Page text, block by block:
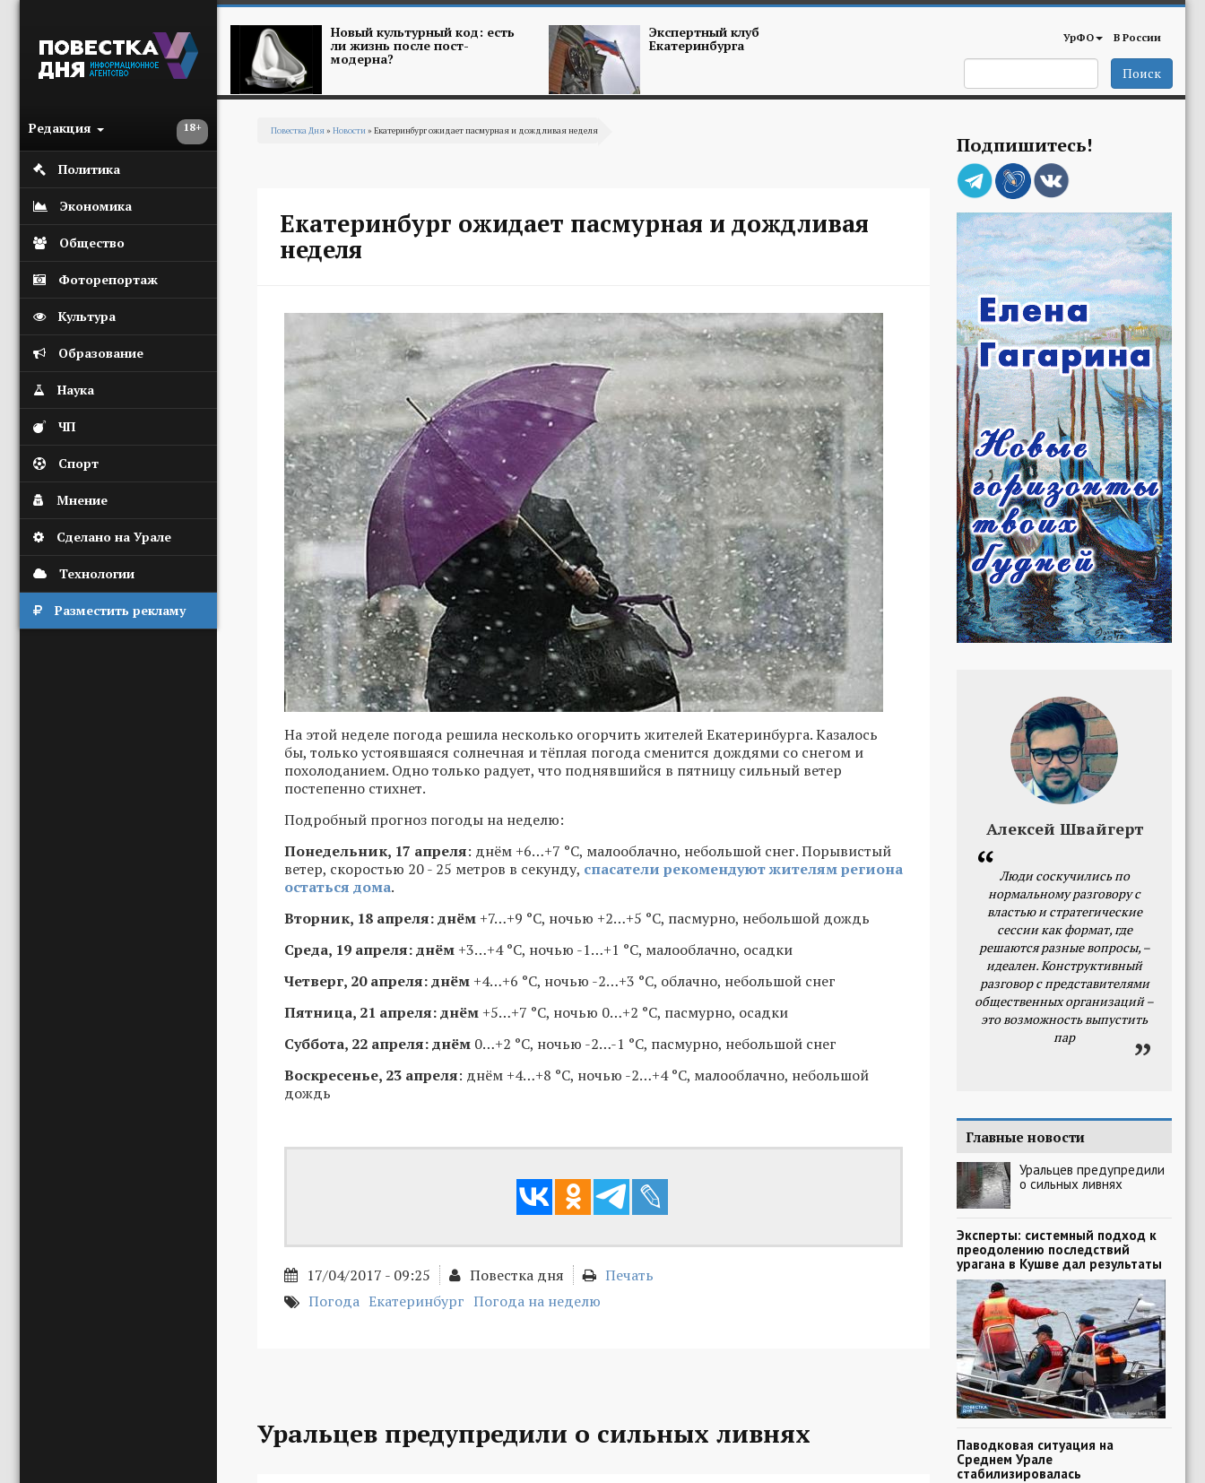
18+
Редакция
Политика
Экономика
Общество
Фоторепортаж
Культура
Образование
Наука
ЧП
Спорт
Мнение
Сделано на Урале
Технологии
Разместить рекламу
Новый культурный код: есть
ли жизнь после пост-
модерна?
Экспертный клуб
Екатеринбурга УрФО В России
Поиск
Повестка Дня» Новости» Екатеринбург ожидает пасмурная и дождливая неделя
Екатеринбург ожидает пасмурная и дождливая
неделя
На этой неделе погода решила несколько огорчить жителей Екатеринбурга. Казалось
бы, только устоявшаяся солнечная и тёплая погода сменится дождями со снегом и
похолоданием. Одно только радует, что поднявшийся в пятницу сильный ветер
постепенно стихнет.
Подробный прогноз погоды на неделю:
Понедельник, 17 апреля: днём +6…+7 °С, малооблачно, небольшой снег. Порывистый
ветер, скоростью 20 - 25 метров в секунду, спасатели рекомендуют жителям региона
остаться дома.
Вторник, 18 апреля: днём +7…+9 °С, ночью +2…+5 °С, пасмурно, небольшой дождь
Среда, 19 апреля: днём +3…+4 °С, ночью -1…+1 °С, малооблачно, осадки
Четверг, 20 апреля: днём +4…+6 °С, ночью -2…+3 °С, облачно, небольшой снег
Пятница, 21 апреля: днём +5…+7 °С, ночью 0…+2 °С, пасмурно, осадки
Суббота, 22 апреля: днём 0…+2 °С, ночью -2…-1 °С, пасмурно, небольшой снег
Воскресенье, 23 апреля: днём +4…+8 °С, ночью -2…+4 °С, малооблачно, небольшой
дождь
17/04/2017 - 09:25 Повестка дня
Печать
Погода Екатеринбург Погода на неделю
Уральцев предупредили о сильных ливнях
Подпишитесь!
Алексей Швайгерт
Люди соскучились по
нормальному разговору с
властью и стратегические
сессии как формат, где
решаются разные вопросы, –
идеален. Конструктивный
разговор с представителями
общественных организаций –
это возможность выпустить
пар
Главные новости
Уральцев предупредили
о сильных ливнях
Эксперты: системный подход к
преодолению последствий
урагана в Кушве дал результаты
Паводковая ситуация на
Среднем Урале
стабилизировалась